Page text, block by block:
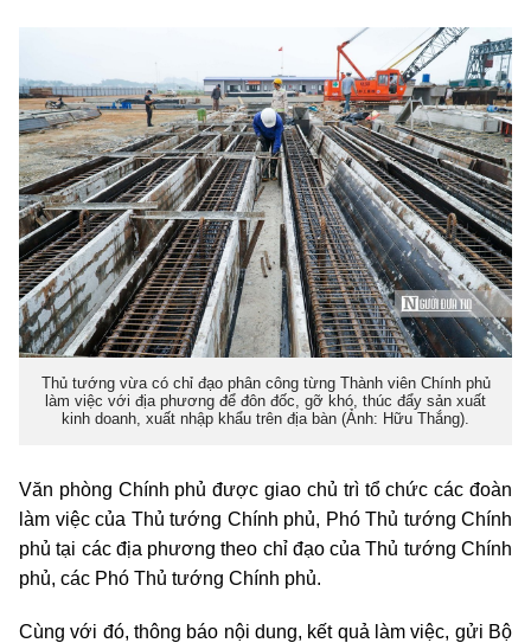
Thủ tướng vừa có chỉ đạo phân công từng Thành viên Chính phủ
làm việc với địa phương để đôn đốc, gỡ khó, thúc đẩy sản xuất
kinh doanh, xuất nhập khẩu trên địa bàn (Ảnh: Hữu Thắng).
Văn phòng Chính phủ được giao chủ trì tổ chức các đoàn
làm việc của Thủ tướng Chính phủ, Phó Thủ tướng Chính
phủ tại các địa phương theo chỉ đạo của Thủ tướng Chính
phủ, các Phó Thủ tướng Chính phủ.
Cùng với đó, thông báo nội dung, kết quả làm việc, gửi Bộ